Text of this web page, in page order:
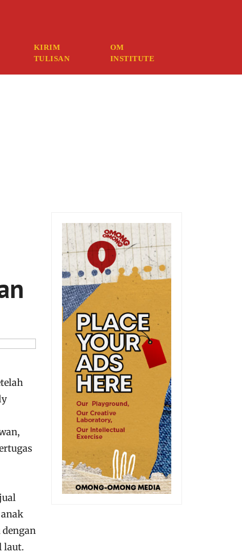
your credentials, you should contact your web host.
KIRIM
TULISAN
OM
INSTITUTE
laut.